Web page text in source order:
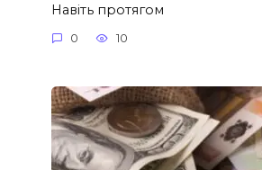
Навіть протягом
0 10